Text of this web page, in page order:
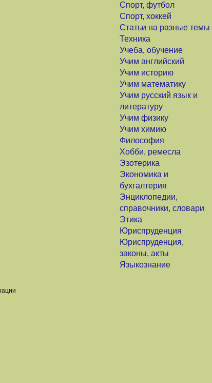
Спорт, футбол
Спорт, хоккей
Статьи на разные темы
Техника
Учеба, обучение
Учим английский
Учим историю
Учим математику
Учим русский язык и
литературу
Учим физику
Учим химию
Философия
Хобби, ремесла
Эзотерика
Экономика и
бухгалтерия
Энциклопедии,
справочники, словари
Этика
Юриспруденция
Юриспруденция,
законы, акты
Языкознание